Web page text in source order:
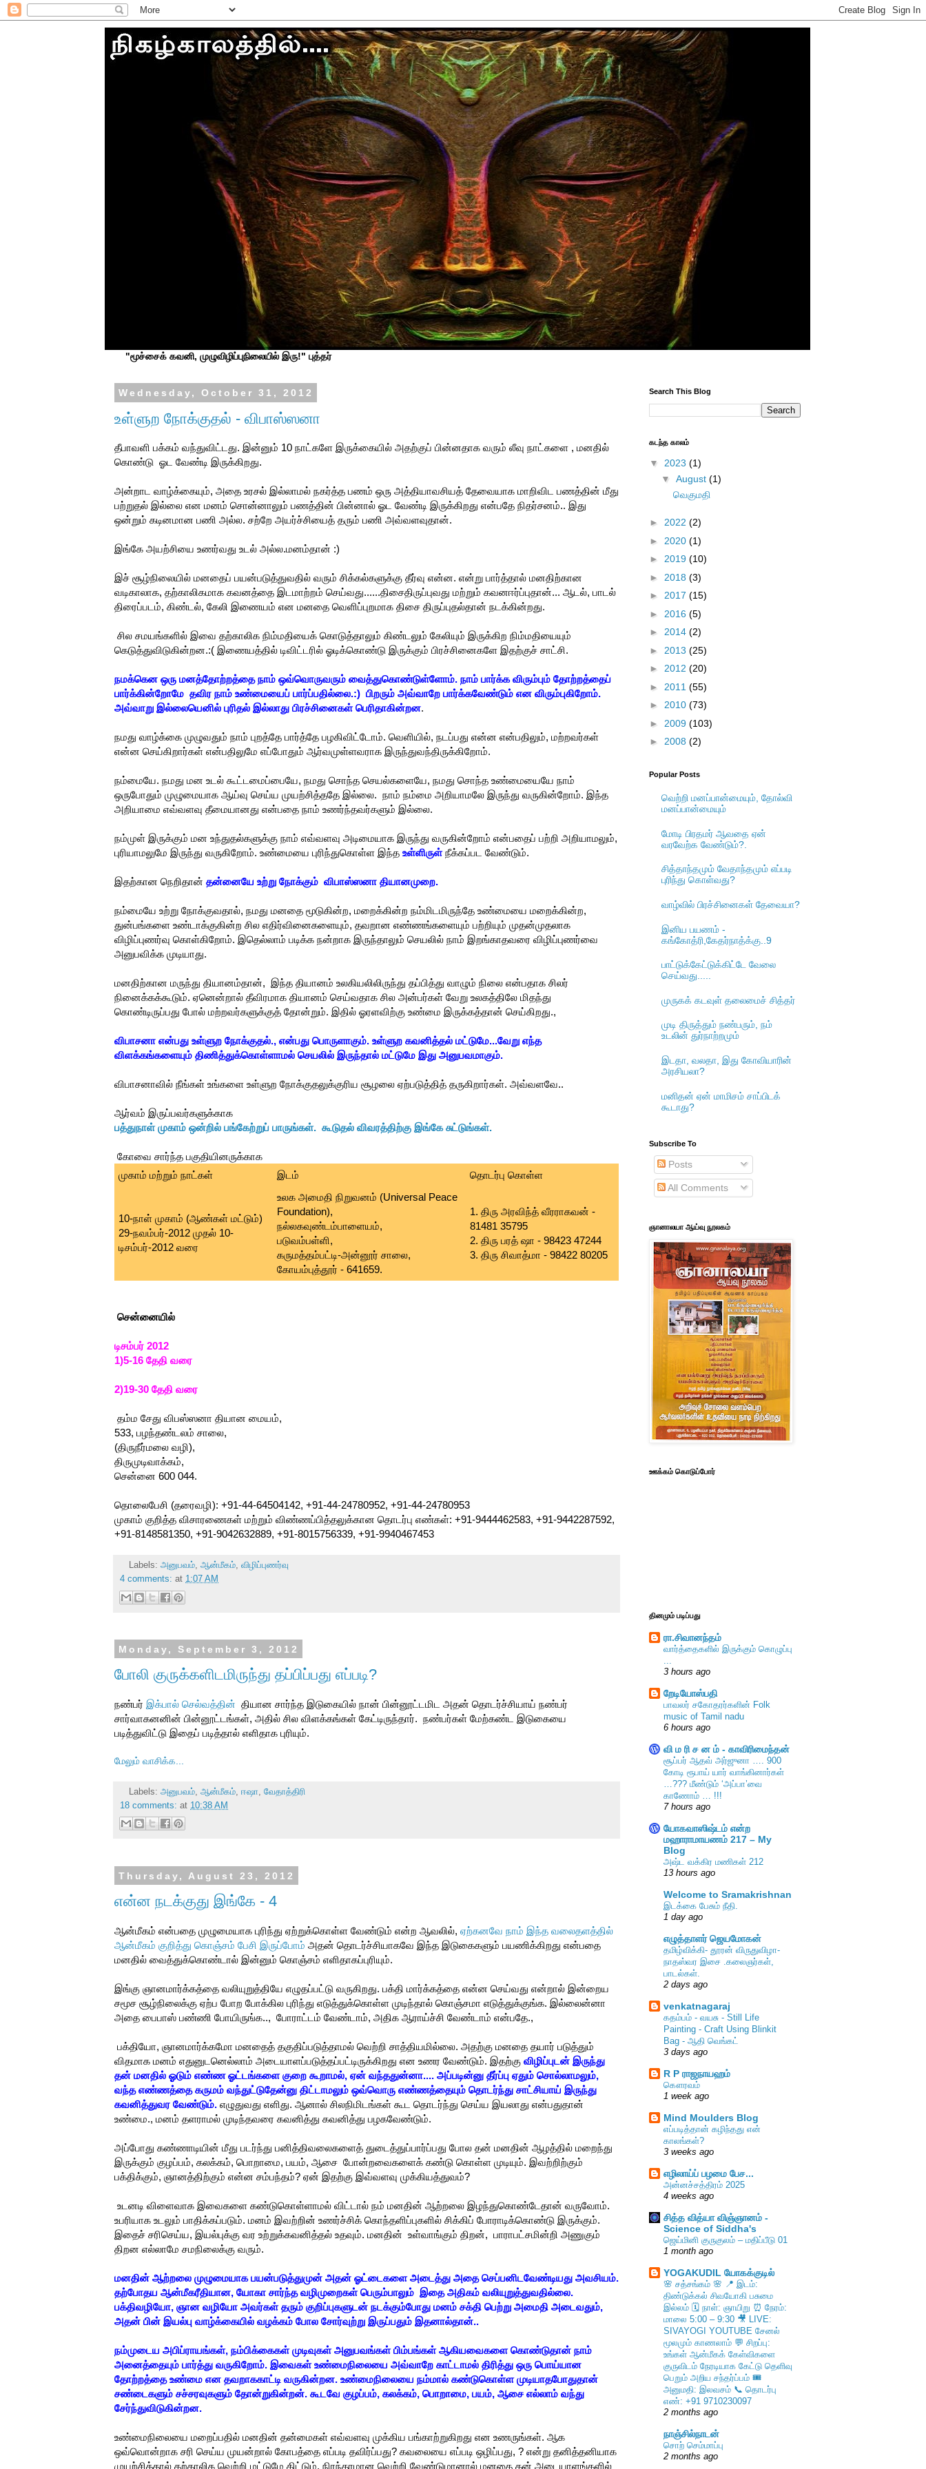
"மூச்சைக் கவனி, முழுவிழிப்புநிலையில் இரு!" புத்தர்
Wednesday, October 31, 2012
உள்ளுற நோக்குதல் - விபாஸ்ஸனா
தீபாவளி பக்கம் வந்துவிட்டது. இன்னும் 10 நாட்களே இருக்கையில் அதற்குப் பின்னதாக வரும் லீவு நாட்களை , மனதில்
கொண்டு ஓட வேண்டி இருக்கிறது.
அன்றாட வாழ்க்கையும், அதை உரசல் இல்லாமல் நகர்த்த பணம் ஒரு அத்தியாவசியத் தேவையாக மாறிவிட பணத்தின் மீது
பற்றுதல் இல்லை என மனம் சொன்னாலும் பணத்தின் பின்னால் ஓட வேண்டி இருக்கிறது என்பதே நிதர்சனம்.. இது
ஒன்றும் கடினமான பணி அல்ல. சற்றே அயர்ச்சியைத் தரும் பணி அவ்வளவுதான்.
இங்கே அயற்சியை உணர்வது உடல் அல்ல.மனம்தான் :)
இச் சூழ்நிலையில் மனதைப் பயன்படுத்துவதில் வரும் சிக்கல்களுக்கு தீர்வு என்ன. என்று பார்த்தால் மனதிற்கான
வடிகாலாக, தற்காலிகமாக கவனத்தை இடமாற்றம் செய்வது......திசைதிருப்புவது மற்றும் கவனஈர்ப்புதான்... ஆடல், பாடல்
திரைப்படம், கிண்டல், கேலி இணையம் என மனதை வெளிப்புறமாக திசை திருப்புதல்தான் நடக்கின்றது.
சில சமயங்களில் இவை தற்காலிக நிம்மதியைக் கொடுத்தாலும் கிண்டலும் கேலியும் இருக்கிற நிம்மதியையும்
கெடுத்துவிடுகின்றன.:( இணையத்தில் டிவிட்டரில் ஓடிக்கொண்டு இருக்கும் பிரச்சினைகளே இதற்குச் சாட்சி.
நமக்கென ஒரு மனத்தோற்றத்தை நாம் ஒவ்வொருவரும் வைத்துகொண்டுள்ளோம். நாம் பார்க்க விரும்பும் தோற்றத்தைப்
பார்க்கின்றோமே தவிர நாம் உண்மையைப் பார்ப்பதில்லை.:) பிறரும் அவ்வாறே பார்க்கவேண்டும் என விரும்புகிறோம்.
அவ்வாறு இல்லையெனில் புரிதல் இல்லாது பிரச்சினைகள் பெரிதாகின்றன.
நமது வாழ்க்கை முழுவதும் நாம் புறத்தே பார்த்தே பழகிவிட்டோம். வெளியில், நடப்பது என்ன என்பதிலும், மற்றவர்கள்
என்ன செய்கிறார்கள் என்பதிலுமே எப்போதும் ஆர்வமுள்ளவராக இருந்துவந்திருக்கிறோம்.
நம்மையே. நமது மன உடல் கூட்டமைப்பையே, நமது சொந்த செயல்களையே, நமது சொந்த உண்மையையே நாம்
ஒருபோதும் முழுமையாக ஆய்வு செய்ய முயற்சித்ததே இல்லை. நாம் நம்மை அறியாமலே இருந்து வருகின்றோம். இந்த
அறியாமை எவ்வளவு தீமையானது என்பதை நாம் உணர்ந்தவர்களும் இல்லை.
நம்முள் இருக்கும் மன உந்துதல்களுக்கு நாம் எவ்வளவு அடிமையாக இருந்து வருகின்றோம் என்பதைப் பற்றி அறியாமலும்,
புரியாமலுமே இருந்து வருகிறோம். உண்மையை புரிந்துகொள்ள இந்த உள்ளிருள்நீக்கப்பட வேண்டும்.
இதற்கான நெறிதான் தன்னையே உற்று நோக்கும் விபாஸ்ஸனா தியானமுறை.
நம்மையே உற்று நோக்குவதால், நமது மனதை மூடுகின்ற, மறைக்கின்ற நம்மிடமிருந்தே உண்மையை மறைக்கின்ற,
துன்பங்களை உண்டாக்குகின்ற சில எதிர்வினைகளையும், தவறான எண்ணங்களையும் பற்றியும் முதன்முதலாக
விழிப்புணர்வு கொள்கிறோம். இதெல்லாம் படிக்க நன்றாக இருந்தாலும் செயலில் நாம் இறங்காதவரை விழிப்புணர்வை
அனுபவிக்க முடியாது.
மனதிற்கான மருந்து தியானம்தான், இந்த தியானம் உலகியலிலிருந்து தப்பித்து வாழும் நிலை என்பதாக சிலர்
நினைக்கக்கூடும். ஏனென்றால் தீவிரமாக தியானம் செய்வதாக சில அன்பர்கள் வேறு உலகத்திலே மிதந்து
கொண்டிருப்பது போல் மற்றவர்களுக்குத் தோன்றும். இதில் ஓரளவிற்கு உண்மை இருக்கத்தான் செய்கிறது.,
விபாசனா என்பது உள்ளுற நோக்குதல்., என்பது பொருளாகும். உள்ளுற கவனித்தல் மட்டுமே...வேறு எந்த
விளக்கங்களையும் திணித்துக்கொள்ளாமல் செயலில் இருந்தால் மட்டுமே இது அனுபவமாகும்.
விபாசனாவில் நீங்கள் உங்களை உள்ளுற நோக்குதலுக்குரிய சூழலை ஏற்படுத்தித் தருகிறார்கள். அவ்வளவே..
ஆர்வம் இருப்பவர்களுக்காக
பத்துநாள் முகாம் ஒன்றில் பங்கேற்றுப் பாருங்கள். கூடுதல் விவரத்திற்கு இங்கே சுட்டுங்கள்.
கோவை சார்ந்த பகுதியினருக்காக
முகாம் மற்றும் நாட்கள்
இடம் தொடர்பு கொள்ள
10-நாள் முகாம் (ஆண்கள் மட்டும்)
29-நவம்பர்-2012 முதல் 10-
டிசம்பர்-2012 வரை
உலக அமைதி நிறுவனம் (Universal Peace
Foundation),
நல்லகவுண்டம்பாளையம்,
படுவம்பள்ளி,
கருமத்தம்பட்டி-அன்னூர் சாலை,
கோயம்புத்தூர் - 641659.
1. திரு அரவிந்த் வீரராகவன் -
81481 35795
2. திரு பரத் ஷா - 98423 47244
3. திரு சிவாத்மா - 98422 80205
சென்னையில்
டிசம்பர் 2012
1)5-16 தேதி வரை
2)19-30 தேதி வரை
தம்ம சேது விபஸ்ஸனா தியான மையம்,
533, பழந்தண்டலம் சாலை,
(திருநீர்மலை வழி),
திருமுடிவாக்கம்,
சென்னை 600 044.
தொலைபேசி (தரைவழி): +91-44-64504142, +91-44-24780952, +91-44-24780953
முகாம் குறித்த விசாரணைகள் மற்றும் விண்ணப்பித்தலுக்கான தொடர்பு எண்கள்: +91-9444462583, +91-9442287592,
+91-8148581350, +91-9042632889, +91-8015756339, +91-9940467453
Labels: அனுபவம், ஆன்மீகம், விழிப்புணர்வு
4 comments: at 1:07 AM
Monday, September 3, 2012
போலி குருக்களிடமிருந்து தப்பிப்பது எப்படி?
நண்பர் இக்பால் செல்வத்தின் தியான சார்ந்த இடுகையில் நான் பின்னூட்டமிட அதன் தொடர்ச்சியாய் நண்பர்
சார்வாகனனின் பின்னூட்டங்கள், அதில் சில விளக்கங்கள் கேட்டிருந்தார். நண்பர்கள் மேற்கண்ட இடுகையை
படித்துவிட்டு இதைப் படித்தால் எளிதாக புரியும்.
மேலும் வாசிக்க...
Labels: அனுபவம், ஆன்மீகம், ஈஷா, வேதாத்திரி
18 comments: at 10:38 AM
Thursday, August 23, 2012
என்ன நடக்குது இங்கே - 4
ஆன்மீகம் என்பதை முழுமையாக புரிந்து ஏற்றுக்கொள்ள வேண்டும் என்ற ஆவலில், ஏற்கனவே நாம் இந்த வலைதளத்தில்
ஆன்மீகம் குறித்து கொஞ்சம் பேசி இருப்போம் அதன் தொடர்ச்சியாகவே இந்த இடுகைகளும் பயணிக்கிறது என்பதை
மனதில் வைத்துக்கொண்டால் இன்னும் கொஞ்சம் எளிதாகப்புரியும்.
இங்கு ஞானமார்க்கத்தை வலியுறுத்தியே எழுதப்பட்டு வருகிறது. பக்தி மார்க்கத்தை என்ன செய்வது என்றால் இன்றைய
சமூச சூழ்நிலைக்கு ஏற்ப போற போக்கில புரிந்து எடுத்துக்கொள்ள முடிந்தால் கொஞ்சமா எடுத்துக்குங்க. இல்லைன்னா
அதை பைபாஸ் பண்ணி போயிருங்க.., போராட்டம் வேண்டாம், அதிக ஆராய்ச்சி வேண்டாம் என்பதே.,
பக்தியோ, ஞானமார்க்கமோ மனதைத் தகுதிப்படுத்தாமல் வெற்றி சாத்தியமில்லை. அதற்கு மனதை தயார் படுத்தும்
விதமாக மனம் எதுனுடனெல்லாம் அடையாளப்படுத்தப்பட்டிருக்கிறது என உணர வேண்டும். இதற்கு விழிப்புடன் இருந்து
தன் மனதில் ஓடும் எண்ண ஓட்டங்களை குறை கூறாமல், ஏன் வந்ததுன்னா.... அப்படின்னு தீர்ப்பு ஏதும் சொல்லாமலும்,
வந்த எண்ணத்தை கருமம் வந்துட்டுதேன்னு திட்டாமலும் ஒவ்வொரு எண்ணத்தையும் தொடர்ந்து சாட்சியாய் இருந்து
கவனித்துவர வேண்டும். எழுதுவது எளிது. ஆனால் சிலநிமிடங்கள் கூட தொடர்ந்து செய்ய இயலாது என்பதுதான்
உண்மை., மனம் தளராமல் முடிந்தவரை கவனித்து கவனித்து பழகவேண்டும்.
அப்போது கண்ணாடியின் மீது படர்ந்து பனித்திவலைகளைத் துடைத்துப்பார்ப்பது போல தன் மனதின் ஆழத்தில் மறைந்து
இருக்கும் குழப்பம், கலக்கம், பொறாமை, பயம், ஆசை போன்றவைகளைக் கண்டு கொள்ள முடியும். இவற்றிற்கும்
பக்திக்கும், ஞானத்திற்கும் என்ன சம்பந்தம்? ஏன் இதற்கு இவ்வளவு முக்கியத்துவம்?
உடனடி விளைவாக இவைகளை கண்டுகொள்ளாமல் விட்டால் நம் மனதின் ஆற்றலை இழந்துகொண்டேதான் வருவோம்.
உபரியாக உடலும் பாதிக்கப்படும். மனம் இவற்றின் உணர்ச்சிக் கொந்தளிப்புகளில் சிக்கிப் போராடிக்கொண்டு இருக்கும்.
இதைச் சரிசெய்ய, இயல்புக்கு வர உற்றுக்கவனித்தல் உதவும். மனதின் உள்வாங்கும் திறன், பாராபட்சமின்றி அணுகும்
திறன எல்லாமே சமநிலைக்கு வரும்.
மனதின் ஆற்றலை முழுமையாக பயன்படுத்துமுன் அதன் ஓட்டைகளை அடைத்து அதை செப்பனிடவேண்டியது அவசியம்.
தற்போதய ஆன்மீகரீதியான, யோகா சார்ந்த வழிமுறைகள் பெரும்பாலும் இதை அதிகம் வலியுறுத்துவதில்லை.
பக்திவழியோ, ஞான வழியோ அவர்கள் தரும் குறிப்புகளுடன் நடக்கும்போது மனம் சக்தி பெற்று அமைதி அடைவதும்,
அதன் பின் இயல்பு வாழ்க்கையில் வழக்கம் போல சோர்வுற்று இருப்பதும் இதனால்தான்..
நம்முடைய அபிப்ராயங்கள், நம்பிக்கைகள் முடிவுகள் அனுபவங்கள் பிம்பங்கள் ஆகியவைகளை கொண்டுதான் நாம்
அனைத்தையும் பார்த்து வருகிறோம். இவைகள் உண்மைநிலையை அவ்வாறே காட்டாமல் திரித்து ஒரு பொய்யான
தோற்றத்தை உண்மை என தவறாககாட்டி வருகின்றன. உண்மைநிலையை நம்மால் கண்டுகொள்ள முடியாதபோதுதான்
சண்டைகளும் சச்சரவுகளும் தோன்றுகின்றன். கூடவே குழப்பம், கலக்கம், பொறாமை, பயம், ஆசை எல்லாம் வந்து
சேர்ந்துவிடுகின்றன.
உண்மைநிலையை மறைப்பதில் மனதின் தன்மைகள் எவ்வளவு முக்கிய பங்காற்றுகிறது என உணருங்கள். ஆக
ஒவ்வொன்றாக சரி செய்ய முயன்றால் கோபத்தை எப்படி தவிர்ப்பது? கவலையை எப்படி ஒழிப்பது, ? என்று தனித்தனியாக
முயற்சித்தால் தற்காலிக வெற்றி மட்டுமே கிட்டும். நிரந்தரமான வெற்றி வேண்டுமானால் மனதை தன் அடையாளங்களில்
Search This Blog
கடந்த காலம்
▼ 2023 (1)
▼ August (1)
வெகுமதி
► 2022 (2)
► 2020 (1)
► 2019 (10)
► 2018 (3)
► 2017 (15)
► 2016 (5)
► 2014 (2)
► 2013 (25)
► 2012 (20)
► 2011 (55)
► 2010 (73)
► 2009 (103)
► 2008 (2)
Popular Posts
வெற்றி மனப்பான்மையும், தோல்வி
மனப்பான்மையும்
மோடி பிரதமர் ஆவதை ஏன்
வரவேற்க வேண்டும்?.
சித்தாந்தமும் வேதாந்தமும் எப்படி
புரிந்து கொள்வது?
வாழ்வில் பிரச்சினைகள் தேவையா?
இனிய பயணம் -
கங்கோத்ரி,கேதர்நாத்க்கு..9
பாட்டுக்கேட்டுக்கிட்டே வேலை
செய்வது.....
முருகக் கடவுள் தலைமைச் சித்தர்
முடி திருத்தும் நண்பரும், நம்
உடலின் துர்நாற்றமும்
இடதா, வலதா, இது கோவியாரின்
அரசியலா?
மனிதன் ஏன் மாமிசம் சாப்பிடக்
கூடாது?
Subscribe To
Posts
All Comments
ஞானாலயா ஆய்வு நூலகம்
ஊக்கம் கொடுப்போர்
தினமும் படிப்பது
ரா.சிவானந்தம்
வார்த்தைகளில் இருக்கும் கொழுப்பு
3 hours ago
றேடியோஸ்பதி
பாவலர் சகோதரர்களின் Folk
music of Tamil nadu
6 hours ago
வி ம ரி ச ன ம் - காவிரிமைந்தன்
சூப்பர் ஆதவ் அர்ஜுனா …. 900
கோடி ரூபாய் யார் வாங்கினார்கள்
…??? மீண்டும் ‘அப்பா’வை
காணோம் … !!!
7 hours ago
யோகவாஸிஷ்டம் என்ற
மஹாராமாயணம் 217 – My
Blog
அஷ்ட வக்கிர மணிகள் 212
13 hours ago
Welcome to Sramakrishnan
இடக்கை பேசும் நீதி.
1 day ago
எழுத்தாளர் ஜெயமோகன்
தமிழ்விக்கி- தூரன் விருதுவிழா-
நாதஸ்வர இசை .கலைஞர்கள்,
பாடல்கள்.
2 days ago
venkatnagaraj
கதம்பம் - வயசு - Still Life
Painting - Craft Using Blinkit
Bag - ஆதி வெங்கட்
3 days ago
R P ராஜநாயஹம்
கௌரவம்
1 week ago
Mind Moulders Blog
எப்படித்தான் கழிந்தது என்
காலங்கள்?
3 weeks ago
எழிலாய்ப் பழமை பேச...
அன்னச்சத்திரம் 2025
4 weeks ago
சித்த வித்யா விஞ்ஞானம் -
Science of Siddha's
ஜெய்மினி குருகுலம் – மதிப்பீடு 01
1 month ago
YOGAKUDIL யோகக்குடில்
🌸 சத்சங்கம் 🌸 📍 இடம்:
திண்டுக்கல் சிவயோகி பசுமை
இல்லம் 🗓️ நாள்: ஞாயிறு ⏰ நேரம்:
மாலை 5:00 – 9:30 🎥 LIVE:
SIVAYOGI YOUTUBE சேனல்
மூலமும் காணலாம் 💬 சிறப்பு:
உங்கள் ஆன்மீகக் கேள்விகளை
குருவிடம் நேரடியாக கேட்டு தெளிவு
பெறும் அறிய சந்தர்ப்பம் 🎟️
அனுமதி: இலவசம் 📞 தொடர்பு
எண்: +91 9710230097
2 months ago
நாஞ்சில்நாடன்
சொற் செம்மாப்பு
2 months ago